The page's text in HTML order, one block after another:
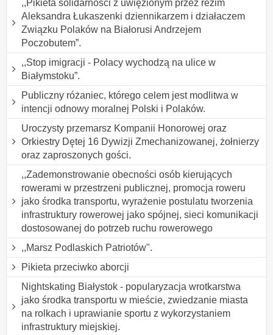
,,Pikieta solidarności z uwięzionym przez reżim
Aleksandra Łukaszenki dziennikarzem i działaczem
Związku Polaków na Białorusi Andrzejem
Poczobutem”.
,,Stop imigracji - Polacy wychodzą na ulice w
Białymstoku”.
Publiczny różaniec, którego celem jest modlitwa w
intencji odnowy moralnej Polski i Polaków.
Uroczysty przemarsz Kompanii Honorowej oraz
Orkiestry Dętej 16 Dywizji Zmechanizowanej, żołnierzy
oraz zaproszonych gości.
,,Zademonstrowanie obecności osób kierujących
rowerami w przestrzeni publicznej, promocja roweru
jako środka transportu, wyrażenie postulatu tworzenia
infrastruktury rowerowej jako spójnej, sieci komunikacji
dostosowanej do potrzeb ruchu rowerowego
,,Marsz Podlaskich Patriotów".
Pikieta przeciwko aborcji
Nightskating Białystok - popularyzacja wrotkarstwa
jako środka transportu w mieście, zwiedzanie miasta
na rolkach i uprawianie sportu z wykorzystaniem
infrastruktury miejskiej.